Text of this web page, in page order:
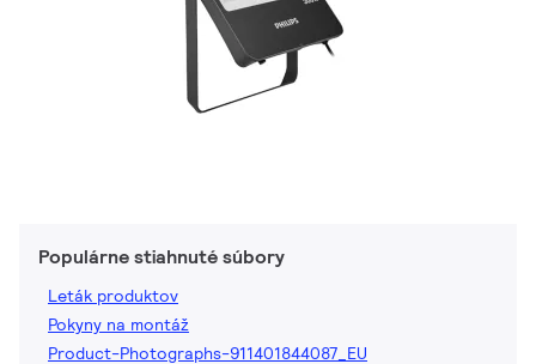
Populárne stiahnuté súbory
Leták produktov
Pokyny na montáž
Product-Photographs-911401844087_EU